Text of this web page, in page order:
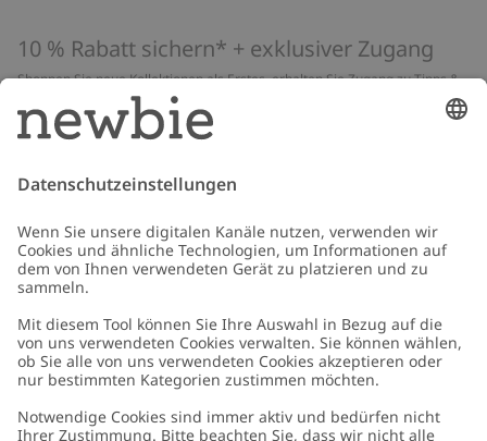
10 % Rabatt sichern* + exklusiver Zugang
Shoppen Sie neue Kollektionen als Erstes, erhalten Sie Zugang zu Tipps &
Guides und profitieren Sie von exklusiven Angeboten
*Gilt nur für deine erste Bestellung und ist nicht mit anderen Rabatten
oder Angeboten kombinierbar. Gilt nicht für limitierte Artikel. Lies unsere
Schicken
Kundenservice